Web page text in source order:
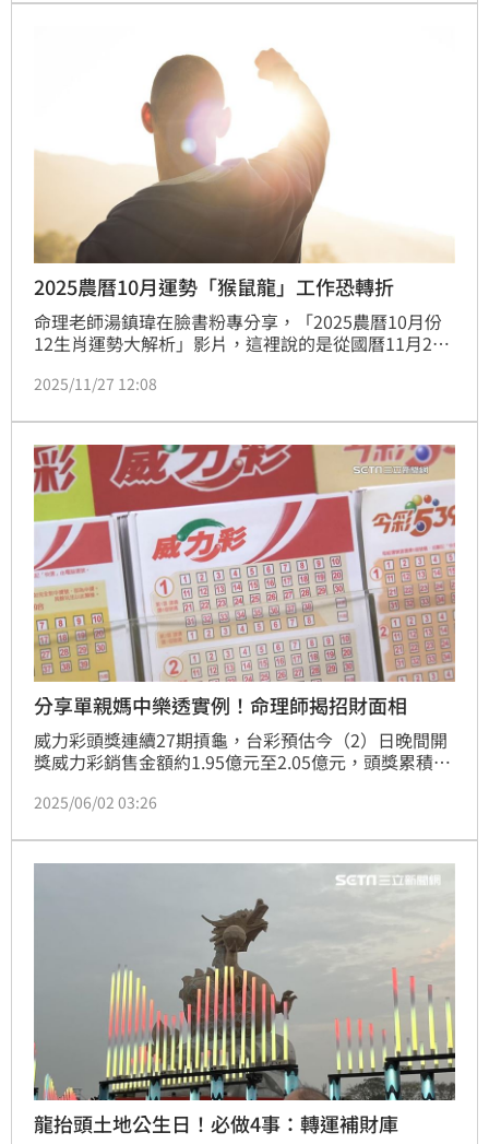
2025農曆10月運勢「猴鼠龍」工作恐轉折
命理老師湯鎮瑋在臉書粉專分享，「2025農曆10月份
12生肖運勢大解析」影片，這裡說的是從國曆11月20
農曆11月份。他提醒生肖猴、鼠、龍的民眾，可能會面
事，要先去觀望或學習。（記者：簡浩正）
2025/11/27 12:08
分享單親媽中樂透實例！命理師揭招財面相
威力彩頭獎連續27期摃龜，台彩預估今（2）日晚間開
獎威力彩銷售金額約1.95億元至2.05億元，頭獎累積獎
媽媽的中獎真實故事，並透露「招財小秘訣」，想中大
2025/06/02 03:26
龍抬頭土地公生日！必做4事：轉運補財庫